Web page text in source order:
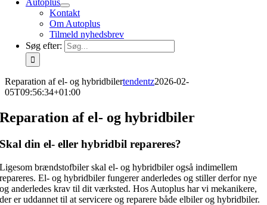
Autoplus
Kontakt
Om Autoplus
Tilmeld nyhedsbrev
Søg efter:
Reparation af el- og hybridbilertendentz2026-02-
05T09:56:34+01:00
Reparation af el- og hybridbiler
Skal din el- eller hybridbil repareres?
Ligesom brændstofbiler skal el- og hybridbiler også indimellem
repareres. El- og hybridbiler fungerer anderledes og stiller derfor nye
og anderledes krav til dit værksted. Hos Autoplus har vi mekanikere,
der er uddannet til at servicere og reparere både elbiler og hybridbiler.